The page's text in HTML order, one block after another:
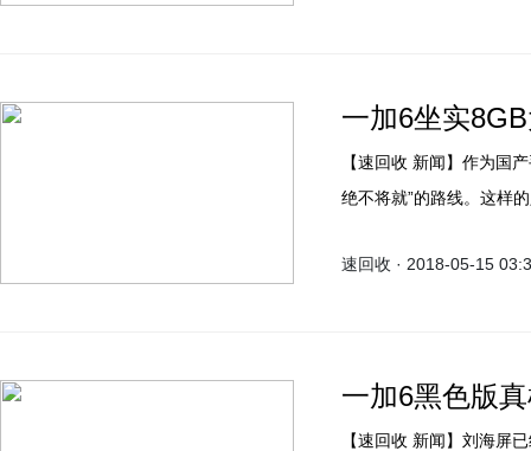
一加6坐实
【速回收 新闻】作为国产手机中的一个“异类”，一加手机一直走的都是“永不跟随、
绝不将就”的路线。这样
机更是期待值满满。
速回收 · 2018-05-15
一加6黑色版
【速回收 新闻】刘海屏已经成为了今年高端手机的大趋势，不管我们愿不愿意承